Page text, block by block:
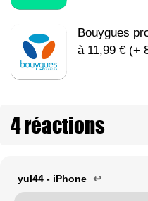
Bouygues
à 11,99 € (+
4 réactions
yul44 - iPhone ↩